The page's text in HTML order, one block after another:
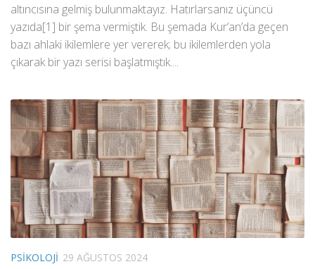
altıncısına gelmiş bulunmaktayız. Hatırlarsanız üçüncü
yazıda[1] bir şema vermiştik. Bu şemada Kur’an’da geçen
bazı ahlaki ikilemlere yer vererek; bu ikilemlerden yola
çıkarak bir yazı serisi başlatmıştık....
PSIKOLOJI 29 AĞUSTOS 2024